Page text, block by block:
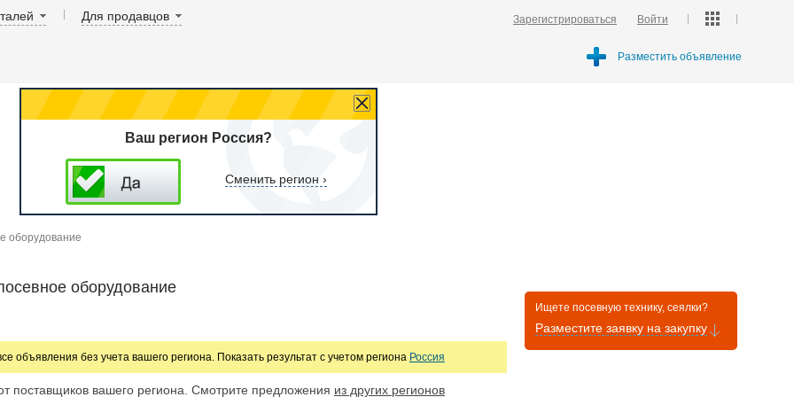
Для продавцов Зарегистрироваться Войти
Разместить объявление
Ваш регион Россия?
Сменить регион ›
оборудование
оборудование
объявления без учета вашего региона. Показать результат с учетом региона Россия
поставщиков вашего региона. Смотрите предложения из других регионов
Ищете посевную технику, сеялки?
Разместите заявку на закупку